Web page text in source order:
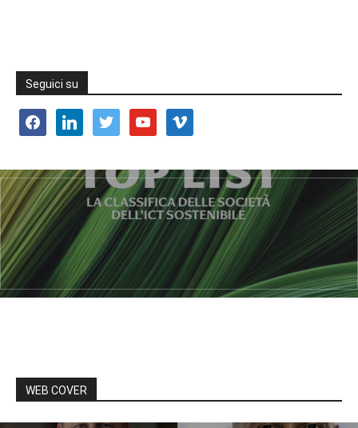
Seguici su
facebooklinkedin twitter youtube vimeo
WEB COVER